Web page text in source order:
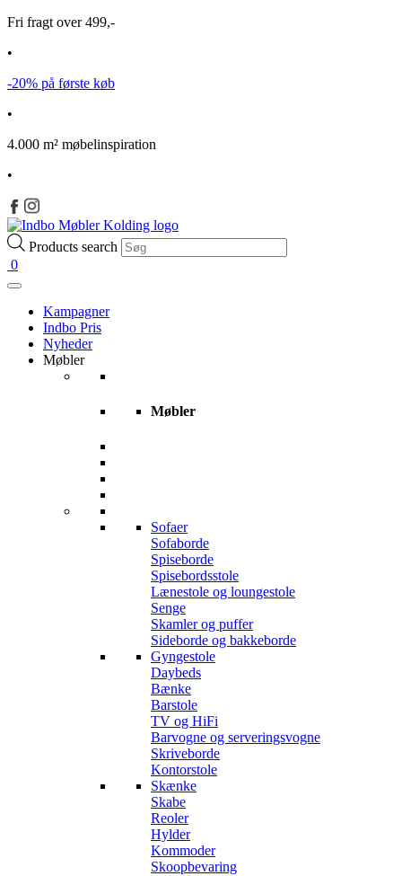
Fri fragt over 499,-
•
-20% på første køb
•
4.000 m² møbelinspiration
•
Products search
0
Kampagner
Indbo Pris
Nyheder
Møbler
Møbler
Sofaer
Sofaborde
Spiseborde
Spisebordsstole
Lænestole og loungestole
Senge
Skamler og puffer
Sideborde og bakkeborde
Gyngestole
Daybeds
Bænke
Barstole
TV og HiFi
Barvogne og serveringsvogne
Skriveborde
Kontorstole
Skænke
Skabe
Reoler
Hylder
Kommoder
Skoopbevaring